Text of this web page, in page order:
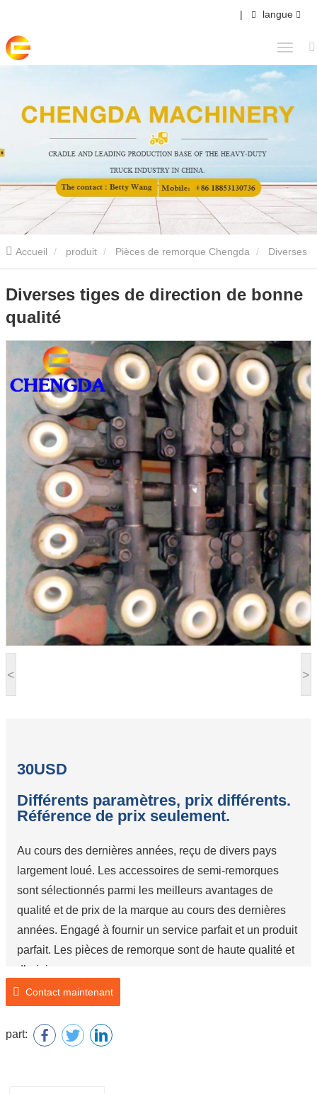
| langue
Accueil produit Pièces de remorque Chengda
< >
Diverses tiges de direction de bonne
qualité
30USD
Différents paramètres, prix différents.
Référence de prix seulement.
Au cours des dernières années, reçu de divers pays
largement loué. Les accessoires de semi-remorques
sont sélectionnés parmi les meilleurs avantages de
qualité et de prix de la marque au cours des dernières
années. Engagé à fournir un service parfait et un produit
parfait. Les pièces de remorque sont de haute qualité et
d’origine.
Marque: Fuwa ZY BPW
Nom du produit: Tige d’attache de direction
Contact maintenant
part: